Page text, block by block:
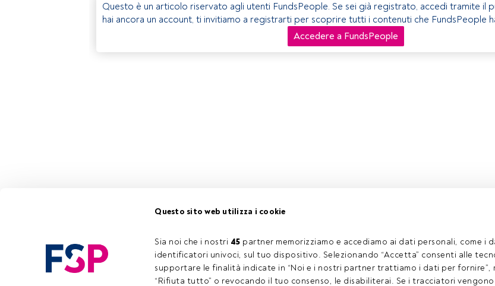
Questo sito web utilizza i cookie
Sia noi che i nostri 45 partner memorizziamo e accediamo ai dati personali, come i
identificatori univoci, sul tuo dispositivo. Selezionando “Accetta” consenti alle
supportare le finalità indicate in “Noi e i nostri partner trattiamo i dati per fornire”,
“Rifiuta tutto” o revocando il tuo consenso, le disabiliterai. Se i tracciatori
Questo è un articolo riservato agli utenti FundsPeople. Se sei già registrato, accedi tramite il
hai ancora un account, ti invitiamo a registrarti per scoprire tutti i contenuti che FundsPeople
Accedere a FundsPeople